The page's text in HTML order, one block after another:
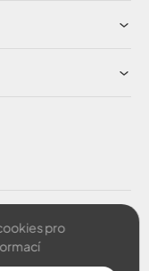
pro